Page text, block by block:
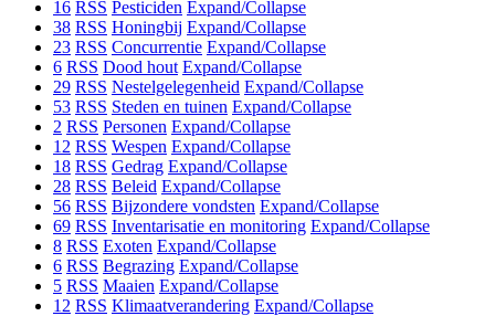
16 RSS Pesticiden Expand/Collapse
38 RSS Honingbij Expand/Collapse
23 RSS Concurrentie Expand/Collapse
6 RSS Dood hout Expand/Collapse
29 RSS Nestelgelegenheid Expand/Collapse
53 RSS Steden en tuinen Expand/Collapse
2 RSS Personen Expand/Collapse
12 RSS Wespen Expand/Collapse
18 RSS Gedrag Expand/Collapse
28 RSS Beleid Expand/Collapse
56 RSS Bijzondere vondsten Expand/Collapse
69 RSS Inventarisatie en monitoring Expand/Collapse
8 RSS Exoten Expand/Collapse
6 RSS Begrazing Expand/Collapse
5 RSS Maaien Expand/Collapse
12 RSS Klimaatverandering Expand/Collapse